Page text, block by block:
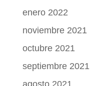
enero 2022
noviembre 2021
octubre 2021
septiembre 2021
agosto 2021